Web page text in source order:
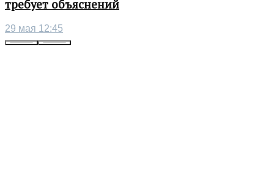
требует объяснений
29 мая 12:45